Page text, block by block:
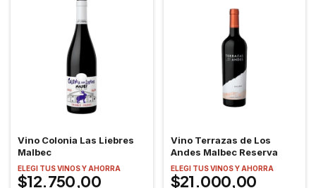
Vino Colonia Las Liebres
Malbec
ELEGI TUS VINOS Y AHORRA
$12.750,00
Vino Terrazas de Los
Andes Malbec Reserva
ELEGI TUS VINOS Y AHORRA
$21.000,00